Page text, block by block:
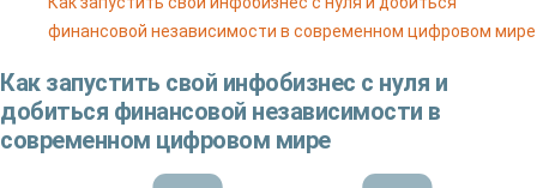
финансовой независимости в современном цифровом мире
Как запустить свой инфобизнес с нуля и
добиться финансовой независимости в
современном цифровом мире